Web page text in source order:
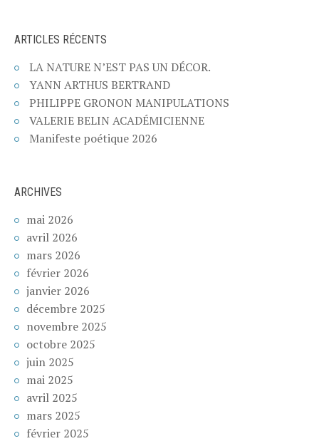
ARTICLES RÉCENTS
LA NATURE N’EST PAS UN DÉCOR.
YANN ARTHUS BERTRAND
PHILIPPE GRONON MANIPULATIONS
VALERIE BELIN ACADÉMICIENNE
Manifeste poétique 2026
ARCHIVES
mai 2026
avril 2026
mars 2026
février 2026
janvier 2026
décembre 2025
novembre 2025
octobre 2025
juin 2025
mai 2025
avril 2025
mars 2025
février 2025